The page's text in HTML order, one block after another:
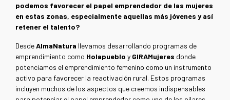
podemos favorecer el papel emprendedor de las mujeres
en estas zonas, especialmente aquellas más jóvenes y así
retener el talento?
DesdeAlmaNatura llevamos desarrollando programas de
emprendimiento como Holapueblo y GIRAMujeres donde
potenciamos el emprendimiento femenino como un instrumento
activo para favorecer la reactivación rural. Estos programas
incluyen muchos de los aspectos que creemos indispensables